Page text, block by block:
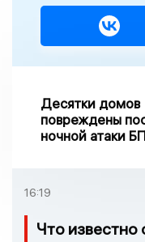
Десятки домов
повреждены
ночной атаки
16:19
Что